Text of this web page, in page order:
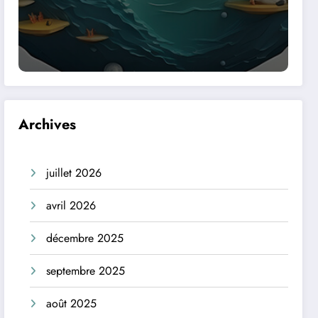
Archives
juillet 2026
avril 2026
décembre 2025
septembre 2025
août 2025